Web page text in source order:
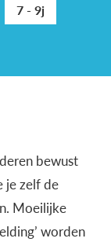
7 - 9j
bewust
je zelf de
Moeilijke
worden